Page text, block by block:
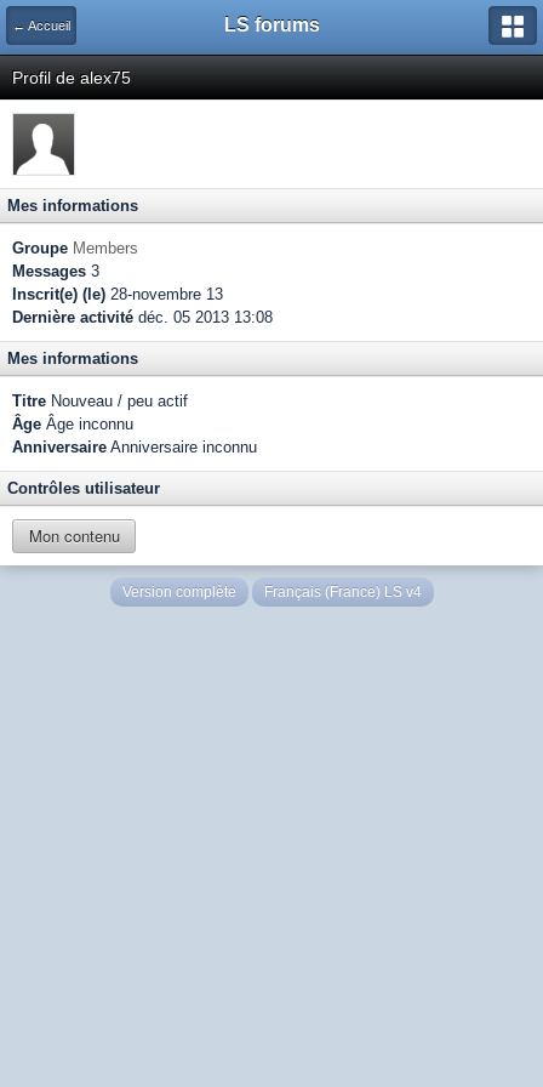
← Accueil LS forums
Profil de alex75
Mes informations
Groupe Members
Messages 3
Inscrit(e) (le) 28-novembre 13
Dernière activité déc. 05 2013 13:08
Mes informations
Titre Nouveau / peu actif
Âge Âge inconnu
Anniversaire Anniversaire inconnu
Contrôles utilisateur
Mon contenu
Version complète Français (France) LS v4